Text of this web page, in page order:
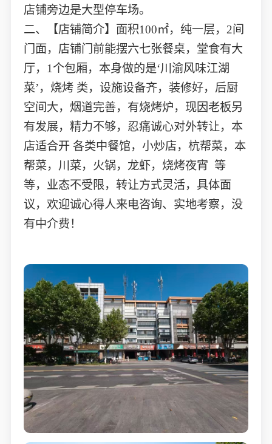
店铺旁边是大型停车场。
二、【店铺简介】面积100㎡，纯一层，2间
门面，店铺门前能摆六七张餐桌，堂食有大
厅，1个包厢，本身做的是‘川渝风味江湖
菜’，烧烤 类，设施设备齐，装修好，后厨
空间大，烟道完善，有烧烤炉，现因老板另
有发展，精力不够，忍痛诚心对外转让，本
店适合开 各类中餐馆，小炒店，杭帮菜，本
帮菜，川菜，火锅，龙虾，烧烤夜宵 等
等，业态不受限，转让方式灵活，具体面
议，欢迎诚心得人来电咨询、实地考察，没
有中介费！